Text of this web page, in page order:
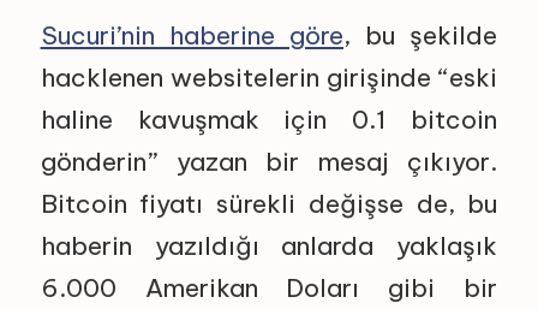
Sucuri’nin haberine göre, bu şekilde
hacklenen websitelerin girişinde “eski
haline kavuşmak için 0.1 bitcoin
gönderin” yazan bir mesaj çıkıyor.
Bitcoin fiyatı sürekli değişse de, bu
haberin yazıldığı anlarda yaklaşık
6.000 Amerikan Doları gibi bir